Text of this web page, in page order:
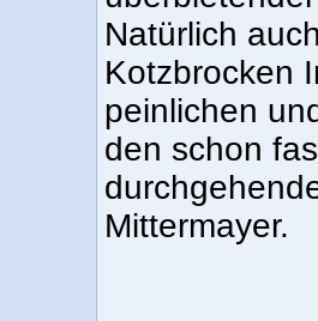
Natürlich
Kotzbrocken
peinlichen
den schon
Mittermayer.